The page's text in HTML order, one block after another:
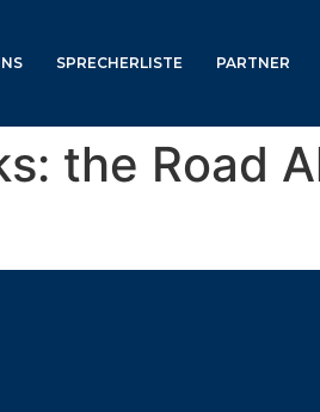
SPRECHERLISTE PARTNER
the Road